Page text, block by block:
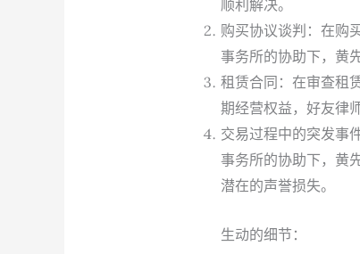
顺利解决。
购买协议谈判：在购
事务所的协助下，黄
租赁合同：在审查租
期经营权益，好友律
交易过程中的突发事
事务所的协助下，黄
潜在的声誉损失。
生动的细节：